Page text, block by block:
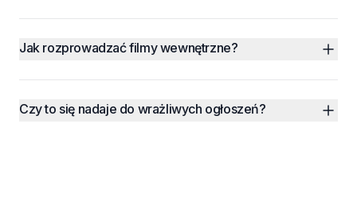
Jak rozprowadzać filmy wewnętrzne?
Czy to się nadaje do wrażliwych ogłoszeń?